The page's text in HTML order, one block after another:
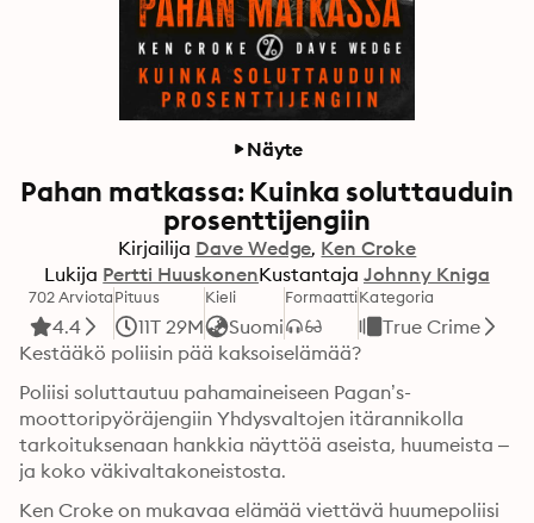
Näyte
Pahan matkassa: Kuinka soluttauduin
prosenttijengiin
Kirjailija Dave Wedge Ken Croke
Lukija Pertti HuuskonenKustantaja Johnny Kniga
702 Arviota
4.4
Pituus
11T 29M
Kieli
Suomi
FormaattiKategoria
True Crime
Kestääkö poliisin pää kaksoiselämää?
Poliisi soluttautuu pahamaineiseen Pagan’s-
moottoripyöräjengiin Yhdysvaltojen itärannikolla
tarkoituksenaan hankkia näyttöä aseista, huumeista –
ja koko väkivaltakoneistosta.
Ken Croke on mukavaa elämää viettävä huumepoliisi